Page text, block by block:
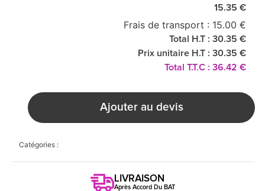
15.35 €
Frais de transport : 15.00 €
Total H.T : 30.35 €
Prix unitaire H.T : 30.35 €
Total T.T.C : 36.42 €
Ajouter au devis
Catégories :
LIVRAISON
Après Accord Du BAT